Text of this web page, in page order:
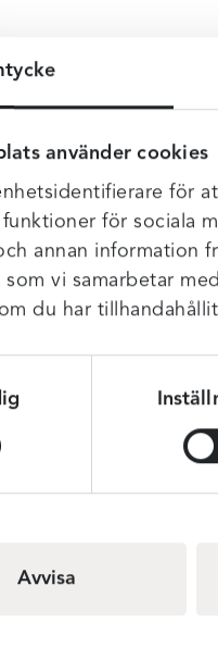
använder cookies
för
för sociala
annan information
som vi samarbetar
du har
Avvisa
Jungle. Fin och